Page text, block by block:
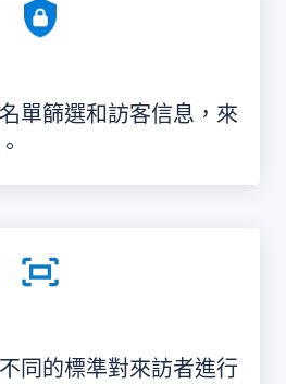
單篩選和訪客信息，來
同的標準對來訪者進行